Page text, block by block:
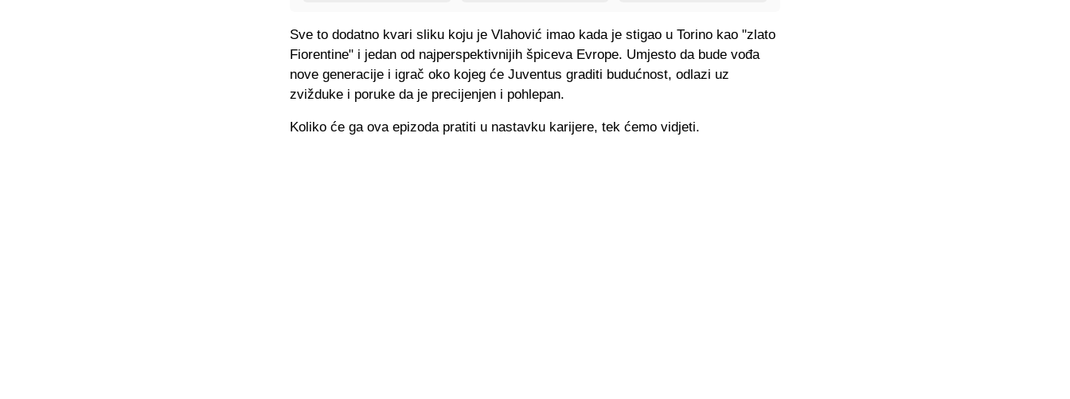
Sve to dodatno kvari sliku koju je Vlahović imao kada je stigao u Torino kao "zlato
Fiorentine" i jedan od najperspektivnijih špiceva Evrope. Umjesto da bude vođa
nove generacije i igrač oko kojeg će Juventus graditi budućnost, odlazi uz
zvižduke i poruke da je precijenjen i pohlepan.
Koliko će ga ova epizoda pratiti u nastavku karijere, tek ćemo vidjeti.